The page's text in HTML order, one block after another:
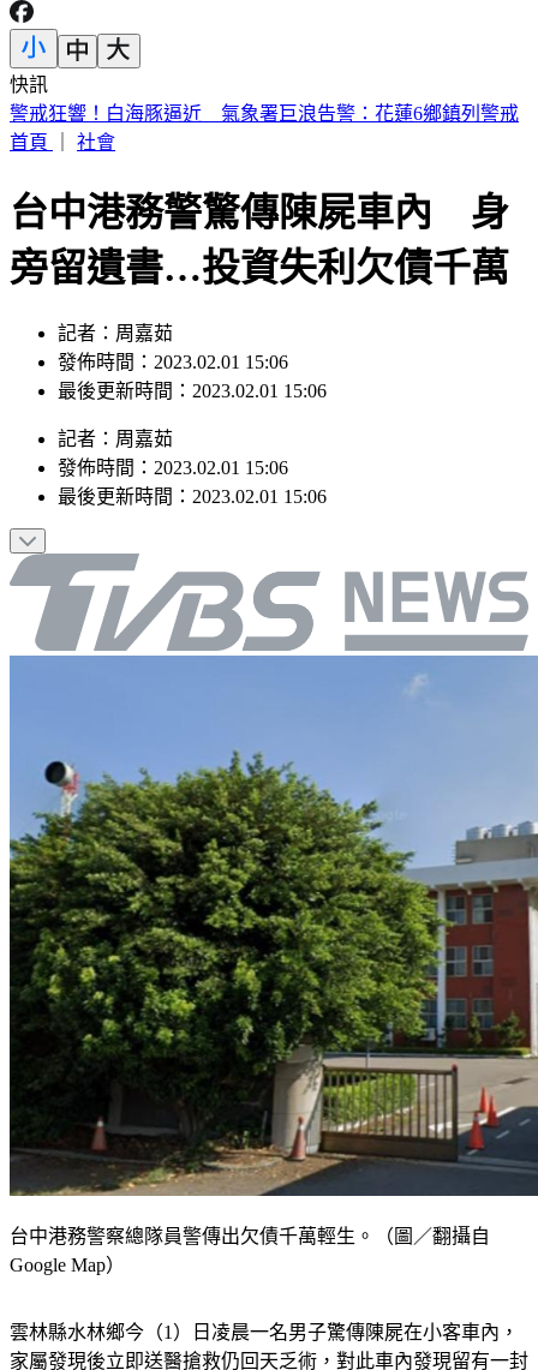
快訊
BLACKPINK慶出道10週年！Jisoo直播道歉
首頁
社會
台中港務警驚傳陳屍車內 身
旁留遺書…投資失利欠債千萬
記者：周嘉茹
發佈時間：2023.02.01 15:06
最後更新時間：2023.02.01 15:06
記者 ： 周嘉茹
發佈時間： 2023.02.01 15:06
最後更新時間： 2023.02.01 15:06
台中港務警察總隊員警傳出欠債千萬輕生。（圖／翻攝自
Google Map）
雲林縣水林鄉今（1）日凌晨一名男子驚傳陳屍在小客車內，
家屬發現後立即送醫搶救仍回天乏術，對此車內發現留有一封